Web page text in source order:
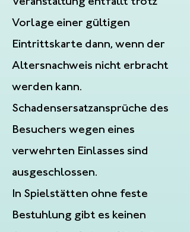
Veranstaltung entfällt trotz
Vorlage einer gültigen
Eintrittskarte dann, wenn der
Altersnachweis nicht erbracht
werden kann.
Schadensersatzansprüche des
Besuchers wegen eines
verwehrten Einlasses sind
ausgeschlossen.
In Spielstätten ohne feste
Bestuhlung gibt es keinen